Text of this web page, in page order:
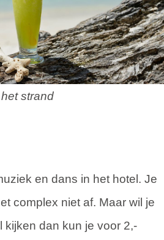
strand
en dans in het hotel. Je
complex niet af. Maar wil je
kijken dan kun je voor 2,-